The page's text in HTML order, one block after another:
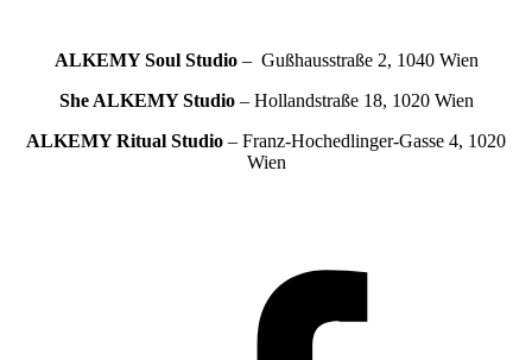
ALKEMY Soul Studio– Gußhausstraße 2, 1040 Wien
She ALKEMYStudio– Hollandstraße 18, 1020 Wien
ALKEMY Ritual Studio – Franz-Hochedlinger-Gasse 4, 1020
Wien